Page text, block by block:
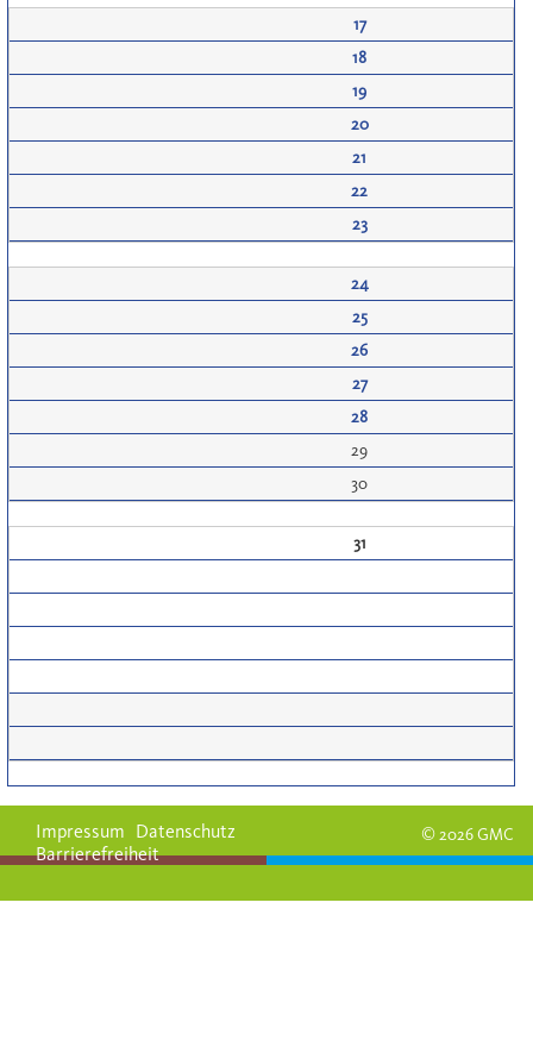
17
18
19
20
21
22
23
24
25
26
27
28
29
30
31
© 2026 GMC
Impressum Datenschutz
Barrierefreiheit